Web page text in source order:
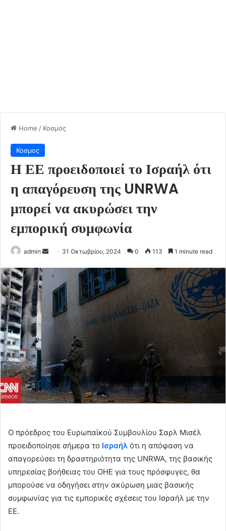
Home / Κοσμος
Κοσμος
Η ΕΕ προειδοποιεί το Ισραήλ ότι
η απαγόρευση της UNRWA
μπορεί να ακυρώσει την
εμπορική συμφωνία
admin
Send
email
31 Οκτωβρίου, 2024 0 113 1 minute read
Ο πρόεδρος του Ευρωπαϊκού Συμβουλίου Σαρλ Μισέλ
προειδοποίησε σήμερα το Ισραήλ ότι η απόφαση να
απαγορεύσει τη δραστηριότητα της UNRWA, της βασικής
υπηρεσίας βοήθειας του ΟΗΕ για τους πρόσφυγες, θα
μπορούσε να οδηγήσει στην ακύρωση μιας βασικής
συμφωνίας για τις εμπορικές σχέσεις του Ισραήλ με την
ΕΕ.